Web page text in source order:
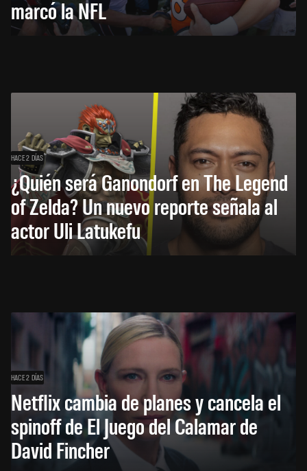
marcó la NFL
HACE 2 DÍAS
¿Quién será Ganondorf en The Legend
of Zelda? Un nuevo reporte señala al
actor Uli Latukefu
HACE 2 DÍAS
Netflix cambia de planes y cancela el
spinoff de El Juego del Calamar de
David Fincher